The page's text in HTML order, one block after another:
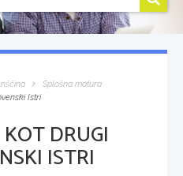
Splošna matura
Istri
DRUGI
ISTRI